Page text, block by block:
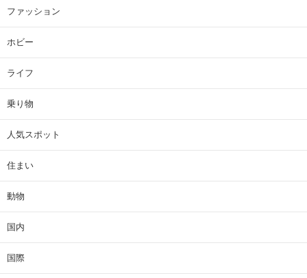
ファッション
ホビー
ライフ
乗り物
人気スポット
住まい
動物
国内
国際